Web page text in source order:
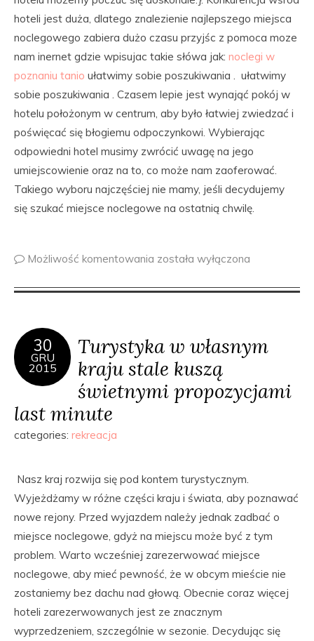
hoteli jest duża, dlatego znalezienie najlepszego miejsca
noclegowego zabiera dużo czasu przyjśc z pomoca moze
nam inernet gdzie wpisujac takie słówa jak: noclegi w
poznaniu tanio ułatwimy sobie poszukiwania . ułatwimy
sobie poszukiwania . Czasem lepie jest wynająć pokój w
hotelu położonym w centrum, aby było łatwiej zwiedzać i
poświęcać się błogiemu odpoczynkowi. Wybierając
odpowiedni hotel musimy zwrócić uwagę na jego
umiejscowienie oraz na to, co może nam zaoferować.
Takiego wyboru najczęściej nie mamy, jeśli decydujemy
się szukać miejsce noclegowe na ostatnią chwilę.
Możliwość komentowania została wyłączona
30
GRU
2015
Turystyka w własnym
kraju stale kuszą
świetnymi propozycjami
last minute
categories: rekreacja
Nasz kraj rozwija się pod kontem turystycznym.
Wyjeżdżamy w różne części kraju i świata, aby poznawać
nowe rejony. Przed wyjazdem należy jednak zadbać o
miejsce noclegowe, gdyż na miejscu może być z tym
problem. Warto wcześniej zarezerwować miejsce
noclegowe, aby mieć pewność, że w obcym mieście nie
zostaniemy bez dachu nad głową. Obecnie coraz więcej
hoteli zarezerwowanych jest ze znacznym
wyprzedzeniem, szczególnie w sezonie. Decydując się